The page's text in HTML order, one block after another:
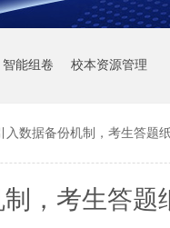
智能组卷 校本资源管理
入数据备份机制，考生答题
，考生答